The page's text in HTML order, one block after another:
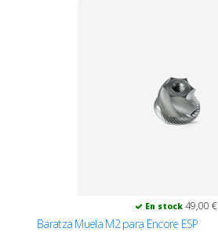
En stock 49,00 €
Baratza Muela M2 para Encore ESP